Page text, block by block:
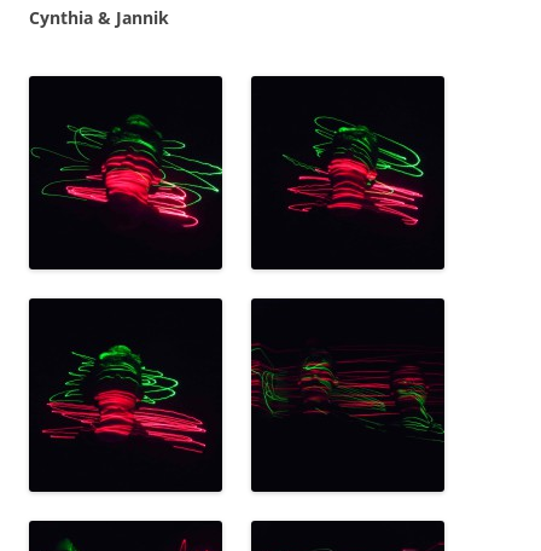
Cynthia & Jannik